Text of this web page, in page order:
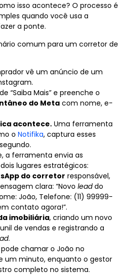
isso acontece? O processo é
quando você usa a
a ponte.
comum para um corretor de
vê um anúncio de um
“Saiba Mais” e preenche o
do Metacom nome, e-
acontece. Uma ferramenta
o Notifika, captura esses
a ferramenta envia as
lugares estratégicos:
do corretor responsável,
clara: “Novo leaddo
João, Telefone: (11) 99999-
contato agora!”.
imobiliária, criando um novo
de vendas e registrando a
.
chamar o João no
um minuto, enquanto o gestor
completo no sistema.